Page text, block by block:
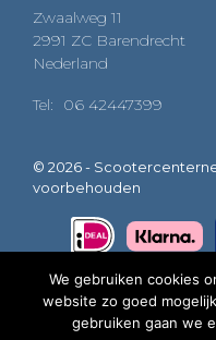
Zwaalweg 11
2991 ZC Barendrecht
Nederland
Tel: 06 42447399
© 2026 -
voorbehouden
We gebruiken cookies
website zo goed
gebruiken gaan we